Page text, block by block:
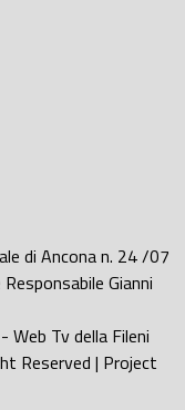
di Ancona n. 24 /07
Gianni
Web Tv della Fileni
Reserved | Project